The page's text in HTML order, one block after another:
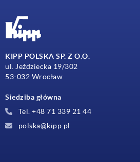
KIPP POLSKA SP. Z O.O.
ul. Jeździecka 19/302
53-032 Wrocław
Siedziba główna
Tel. +48 71 339 21 44
polska@kipp.pl